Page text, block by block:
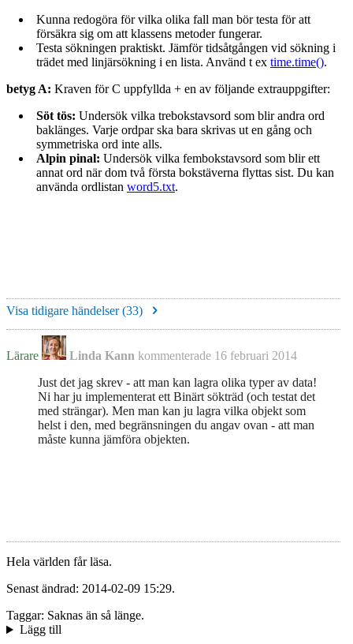
Kunna redogöra för vilka olika fall man bör testa för att
försäkra sig om att klassens metoder fungerar.
Testa sökningen praktiskt. Jämför tidsåtgången vid sökning i
trädet med linjärsökning i en lista. Använd t ex time.time().
betyg A: Kraven för C uppfyllda + en av följande extrauppgifter:
Söt tös: Undersök vilka trebokstavsord som blir andra ord
baklänges. Varje ordpar ska bara skrivas ut en gång och
symmetriska ord inte alls.
Alpin pinal: Undersök vilka fembokstavsord som blir ett
annat ord när dom två första bokstäverna flyttas sist. Du kan
använda ordlistan word5.txt.
Visa tidigare händelser (33)
Lärare Linda Kann kommenterade 16 februari 2014
Just det jag skrev - att man kan lagra olika typer av data!
Ni har ju implementerat ett Binärt sökträd (och testat det
med strängar). Men man kan ju lagra vilka objekt som
helst i den, med begränsningen du angav ovan - att man
måste kunna jämföra objekten.
Hela världen får läsa.
Senast ändrad: 2014-02-09 15:29.
Taggar: Saknas än så länge.
Lägg till